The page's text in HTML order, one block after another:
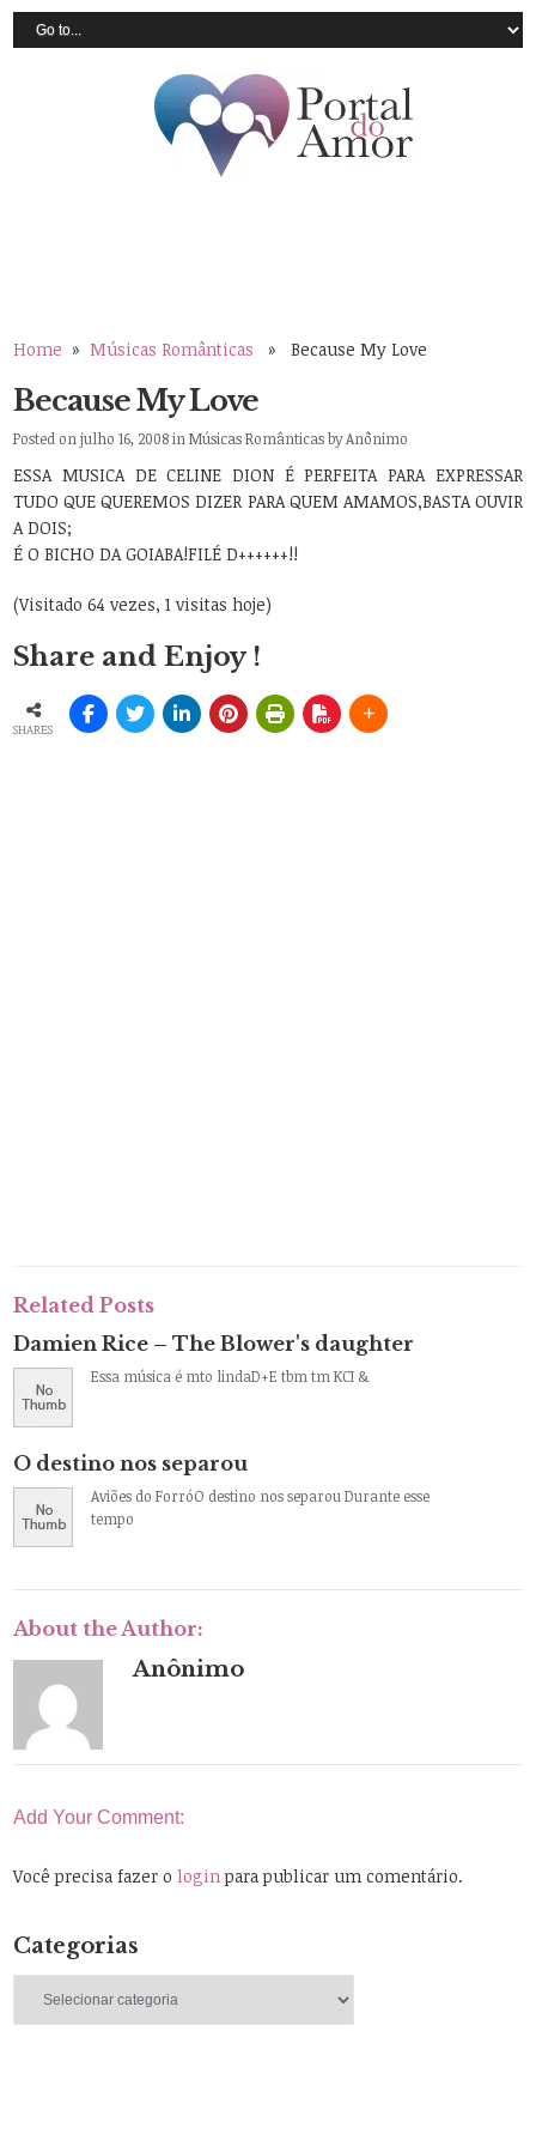
Home » Músicas Românticas » Because My Love
Because My Love
Posted on julho 16, 2008 inMúsicas RomânticasbyAnônimo
ESSA MUSICA DE CELINE DION É PERFEITA PARA EXPRESSAR
TUDO QUE QUEREMOS DIZER PARA QUEM AMAMOS,BASTA OUVIR
A DOIS;
É O BICHO DA GOIABA!FILÉ D++++++!!
(Visitado 64 vezes, 1 visitas hoje)
Share and Enjoy !
SHARES
Related Posts
Damien Rice – The Blower's daughter
Essa música é mto lindaD+E tbm tm KCI &
O destino nos separou
Aviões do ForróO destino nos separou Durante esse
tempo
About the Author:
Anônimo
Add Your Comment:
Você precisa fazer ologin para publicar um comentário.
Categorias